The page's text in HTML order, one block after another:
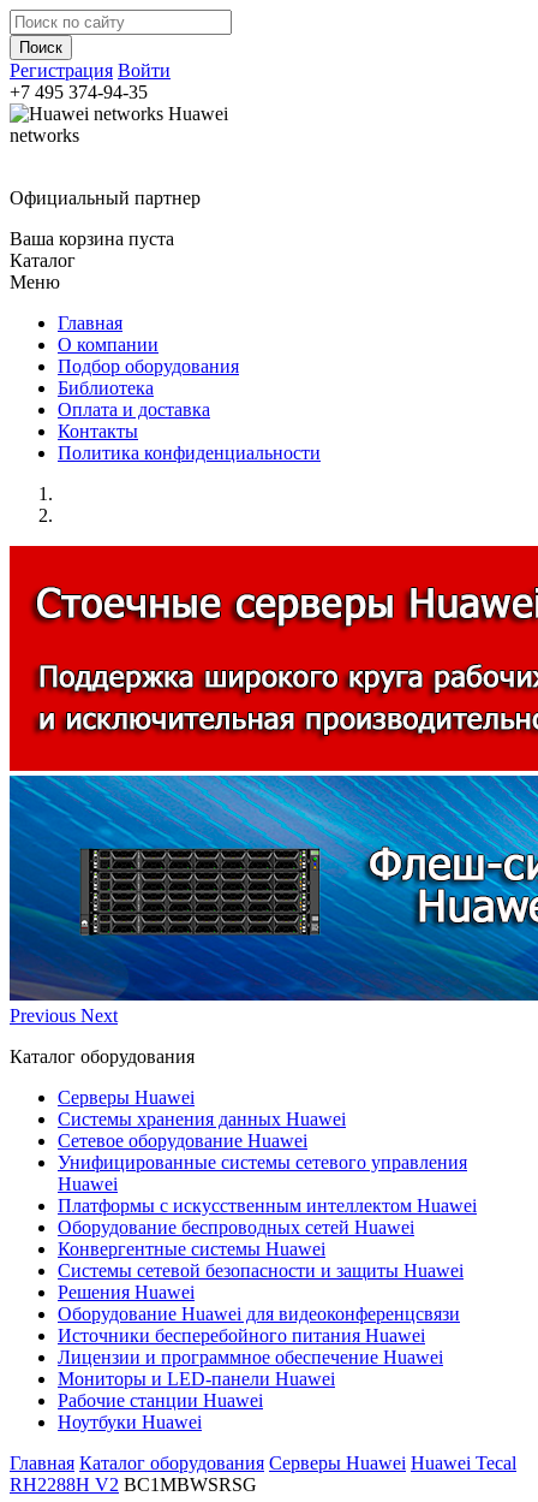
Регистрация Войти
+7 495 374-94-35
Huawei
networks
Официальный партнер
Ваша корзина пуста
Каталог
Меню
Главная
О компании
Подбор оборудования
Библиотека
Оплата и доставка
Контакты
Политика конфиденциальности
Previous Next
Каталог оборудования
Серверы Huawei
Системы хранения данных Huawei
Сетевое оборудование Huawei
Унифицированные системы сетевого управления
Huawei
Платформы с искусственным интеллектом Huawei
Оборудование беспроводных сетей Huawei
Конвергентные системы Huawei
Системы сетевой безопасности и защиты Huawei
Решения Huawei
Оборудование Huawei для видеоконференцсвязи
Источники бесперебойного питания Huawei
Лицензии и программное обеспечение Huawei
Мониторы и LED-панели Huawei
Рабочие станции Huawei
Ноутбуки Huawei
Главная Каталог оборудования Серверы Huawei Huawei Tecal
RH2288H V2 BC1MBWSRSG